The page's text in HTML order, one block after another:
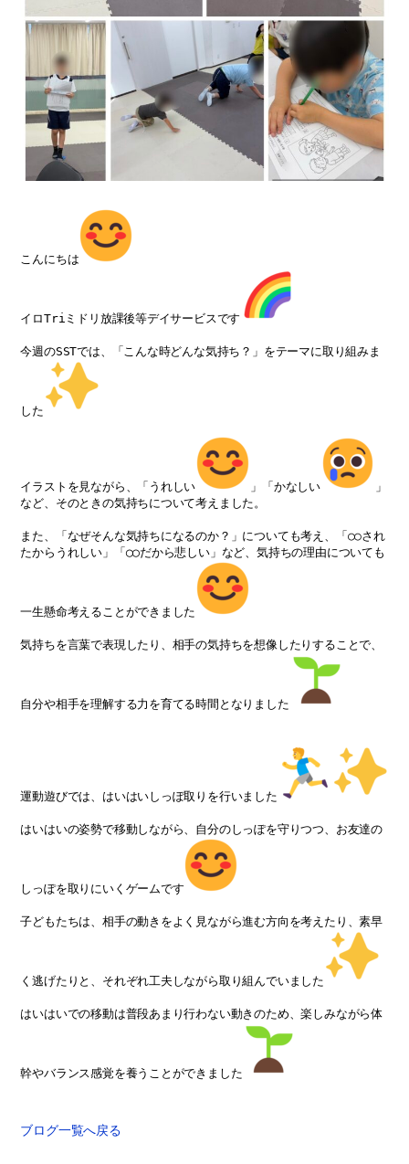
こんにちは
イロTriミドリ放課後等デイサービスです
今週のSSTでは、「こんな時どんな気持ち？」をテーマに取り組みま
した
イラストを見ながら、「うれしい 」「かなしい
」
など、そのときの気持ちについて考えました。
また、「なぜそんな気持ちになるのか？」についても考え、「○○され
たからうれしい」「◯◯だから悲しい」など、気持ちの理由についても
一生懸命考えることができました
気持ちを言葉で表現したり、相手の気持ちを想像したりすることで、
自分や相手を理解する力を育てる時間となりました
運動遊びでは、はいはいしっぽ取りを行いました
はいはいの姿勢で移動しながら、自分のしっぽを守りつつ、お友達の
しっぽを取りにいくゲームです
子どもたちは、相手の動きをよく見ながら進む方向を考えたり、素早
く逃げたりと、それぞれ工夫しながら取り組んでいました
はいはいでの移動は普段あまり行わない動きのため、楽しみながら体
幹やバランス感覚を養うことができました
ブログ一覧へ戻る